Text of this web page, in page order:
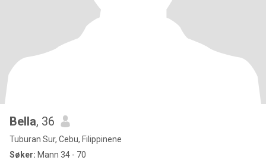
Bella, 36
Tuburan Sur, Cebu, Filippinene
Søker: Mann 34 - 70